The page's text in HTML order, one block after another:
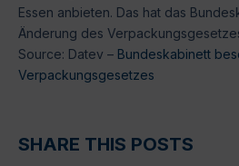
Essen anbieten. Das hat das
Änderung des
Source: Datev – Bundeskabinett
Verpackungsgesetzes
SHARE THIS POSTS